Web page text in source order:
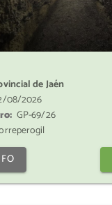
de Jaén
08/2026
GP-69/26